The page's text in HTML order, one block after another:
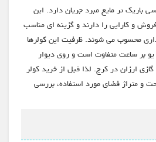
باریک تر مایع مبرد جریان دارد. این
و کارایی را دارند و گزینه ای مناسب
محسوب می شوند. ظرفیت این کولرها
بی تی یو بر ساعت متفاوت است و روی دیوار
ارزان در کرج. لذا قبل از خرید کولر
و متراژ فضای مورد استفاده، بررسی